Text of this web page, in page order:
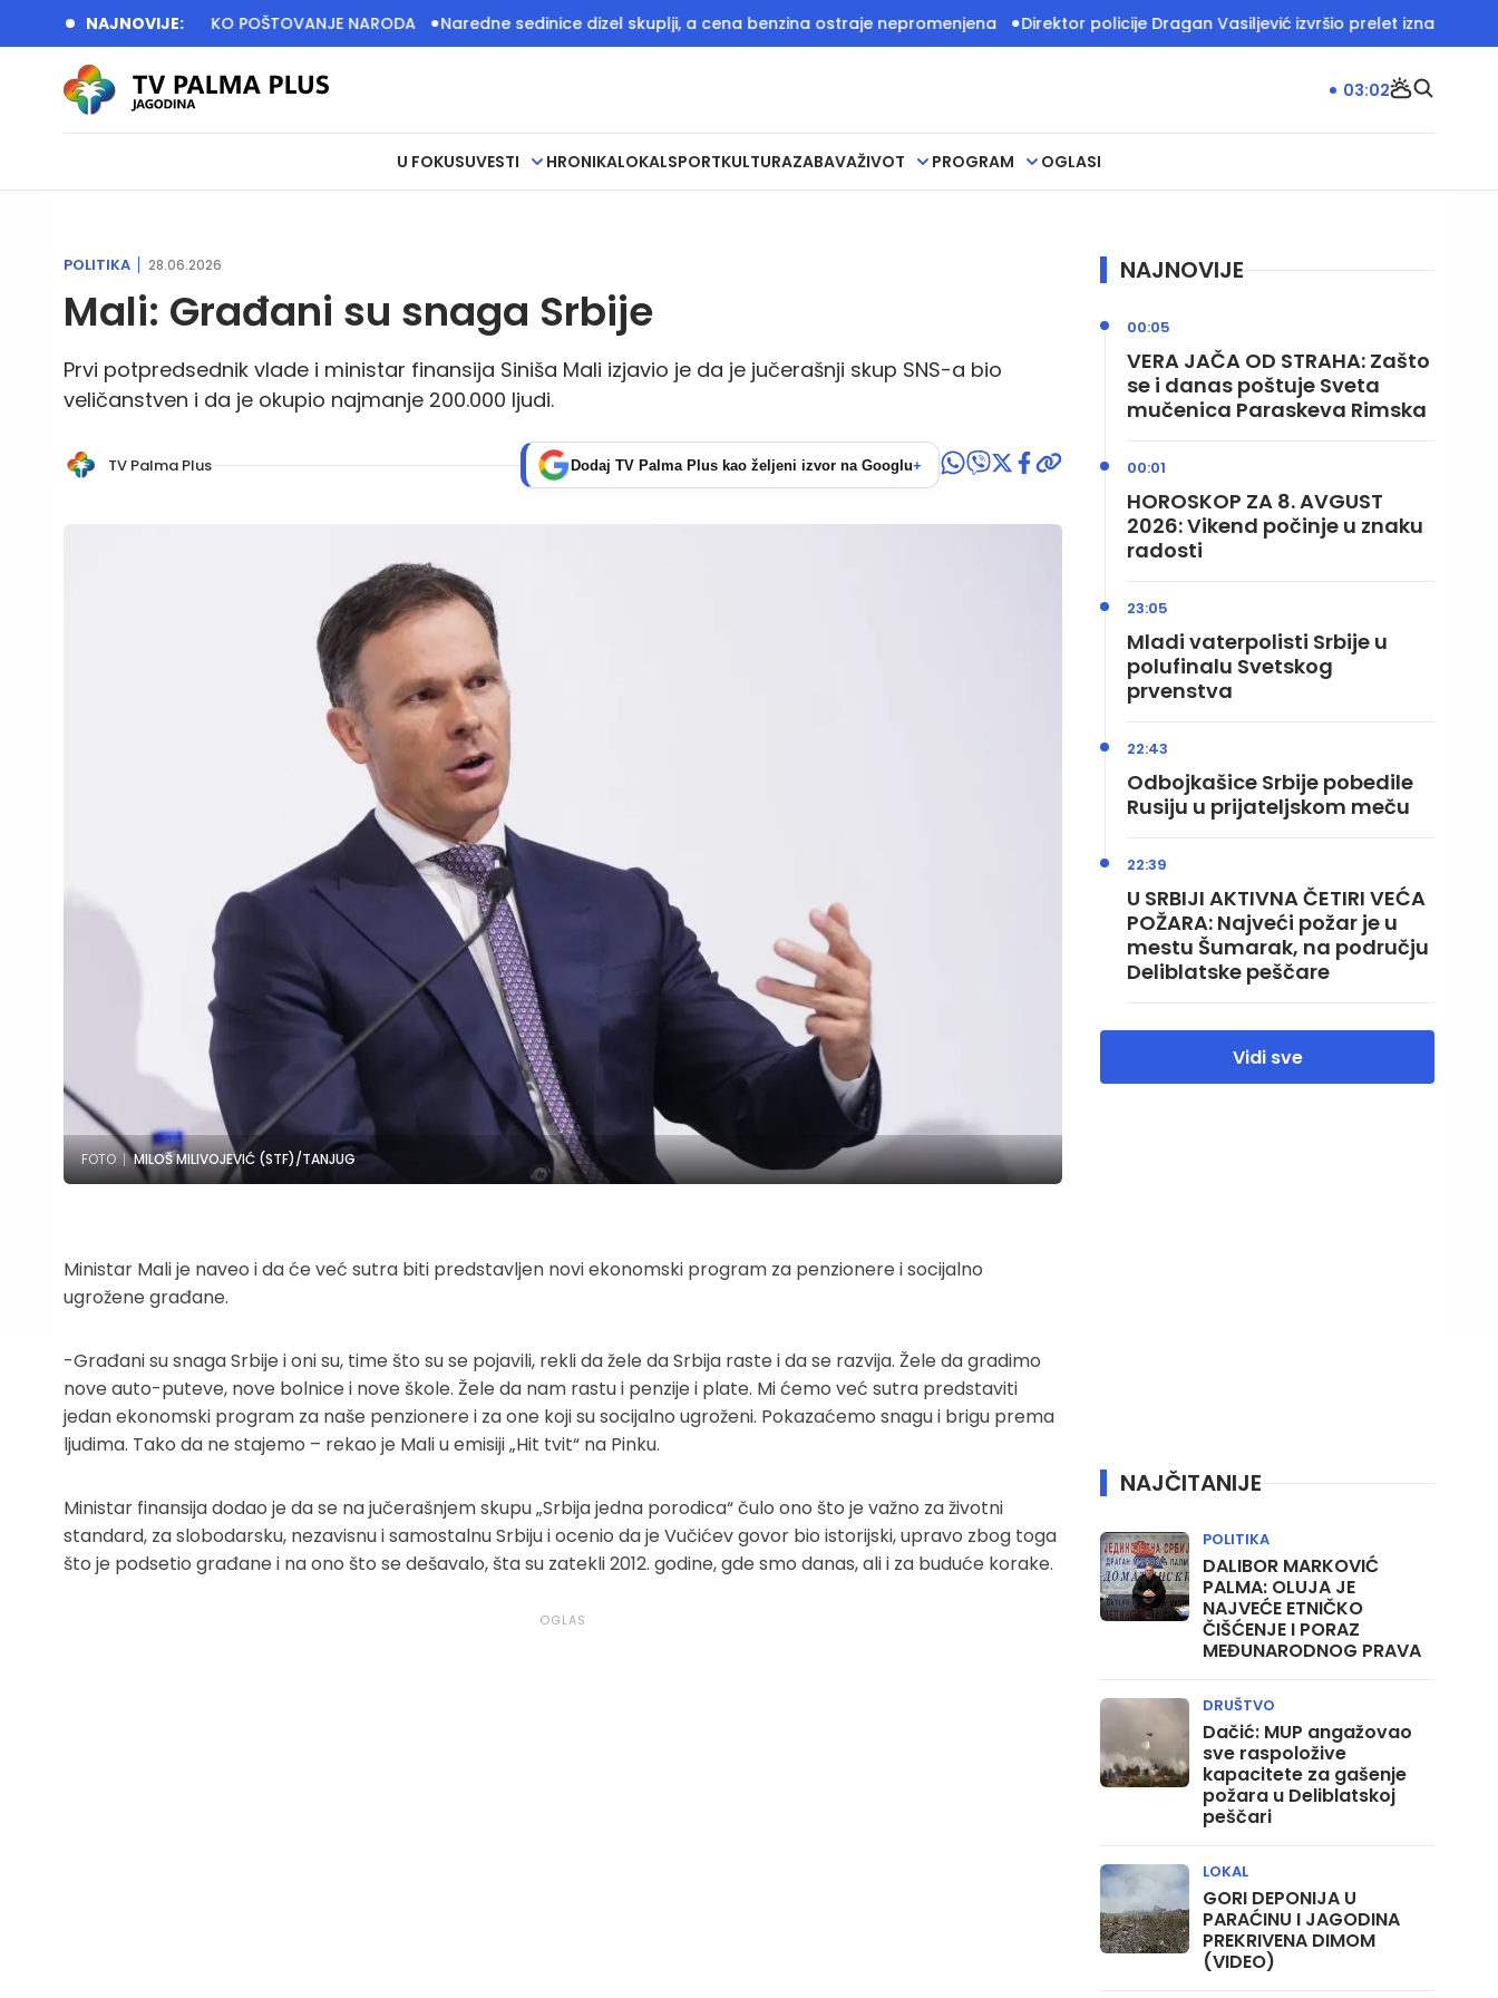
NAJNOVIJE:
SRBIJA IMA VELIKO POŠTOVANJE NARODA Naredne sedinice dizel skuplji, a cena benzina ostraje nepromenjena Direktor policije Dragan Vasiljević izvršio prelet iznad Deliblatske
U FOKUSUVESTI HRONIKALOKALSPORTKULTURAZABAVAŽIVOT PROGRAM OGLASI
03:02
POLITIKA 28.06.2026
Mali: Građani su snaga Srbije
Prvi potpredsednik vlade i ministar finansija Siniša Mali izjavio je da je jučerašnji skup SNS-a bio
veličanstven i da je okupio najmanje 200.000 ljudi.
TV Palma Plus Dodaj TV Palma Plus kao željeni izvor na Googlu+
FOTO MILOŠ MILIVOJEVIĆ (STF)/TANJUG
Ministar Mali je naveo i da će već sutra biti predstavljen novi ekonomski program za penzionere i socijalno
ugrožene građane.
-Građani su snaga Srbije i oni su, time što su se pojavili, rekli da žele da Srbija raste i da se razvija. Žele da gradimo
nove auto-puteve, nove bolnice i nove škole. Žele da nam rastu i penzije i plate. Mi ćemo već sutra predstaviti
jedan ekonomski program za naše penzionere i za one koji su socijalno ugroženi. Pokazaćemo snagu i brigu prema
ljudima. Tako da ne stajemo – rekao je Mali u emisiji „Hit tvit“ na Pinku.
Ministar finansija dodao je da se na jučerašnjem skupu „Srbija jedna porodica“ čulo ono što je važno za životni
standard, za slobodarsku, nezavisnu i samostalnu Srbiju i ocenio da je Vučićev govor bio istorijski, upravo zbog toga
što je podsetio građane i na ono što se dešavalo, šta su zatekli 2012. godine, gde smo danas, ali i za buduće korake.
NAJNOVIJE
VERA JAČA OD STRAHA: Zašto
se i danas poštuje Sveta
mučenica Paraskeva Rimska
00:05
HOROSKOP ZA 8. AVGUST
2026: Vikend počinje u znaku
radosti
00:01
Mladi vaterpolisti Srbije u
polufinalu Svetskog
prvenstva
23:05
Odbojkašice Srbije pobedile
Rusiju u prijateljskom meču
22:43
U SRBIJI AKTIVNA ČETIRI VEĆA
POŽARA: Najveći požar je u
mestu Šumarak, na području
Deliblatske peščare
22:39
Vidi sve
NAJČITANIJE
DALIBOR MARKOVIĆ
PALMA: OLUJA JE
NAJVEĆE ETNIČKO
ČIŠĆENJE I PORAZ
MEĐUNARODNOG PRAVA
POLITIKA
Dačić: MUP angažovao
sve raspoložive
kapacitete za gašenje
požara u Deliblatskoj
peščari
DRUŠTVO
GORI DEPONIJA U
PARAĆINU I JAGODINA
PREKRIVENA DIMOM
(VIDEO)
LOKAL